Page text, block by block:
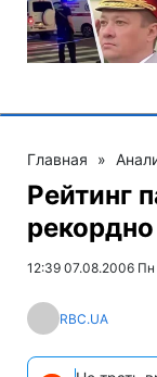
Главная »
Рейтинг
12:39 07.08.2006 Пн
RBC.UA